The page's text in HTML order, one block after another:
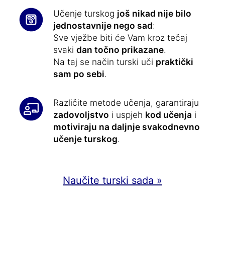
Učenje turskog još nikad nije bilo
jednostavnije nego sad:
Sve vježbe biti će Vam kroz tečaj
svaki dan točno prikazane.
Na taj se način turski uči praktički
sam po sebi.
Različite metode učenja, garantiraju
zadovoljstvo i uspjeh kod učenja i
motiviraju na daljnje svakodnevno
učenje turskog.
Naučite turski sada »